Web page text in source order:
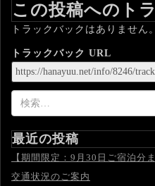
この投稿へのト
トラックバックはありません。
トラックバック URL
索:
最近の投稿
【期間限定：9月30日ご宿泊分
交通状況のご案内